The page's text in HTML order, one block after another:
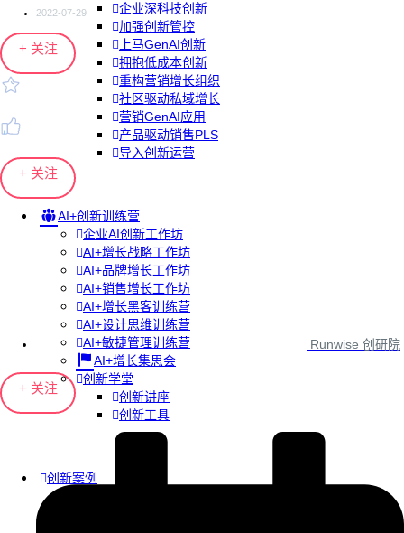
企业深科技创新
加强创新管控
上马GenAI创新
拥抱低成本创新
重构营销增长组织
社区驱动私域增长
营销GenAI应用
产品驱动销售PLS
导入创新运营
AI+创新训练营
企业AI创新工作坊
AI+增长战略工作坊
AI+品牌增长工作坊
AI+销售增长工作坊
AI+增长黑客训练营
AI+设计思维训练营
AI+敏捷管理训练营
AI+增长集思会
创新学堂
创新讲座
创新工具
创新案例
2022-07-29
+ 关注
+ 关注
Runwise 创研院
+ 关注